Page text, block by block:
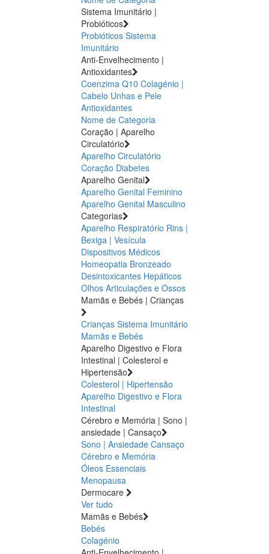
Sistema Imunitário |
Probióticos
Probióticos Sistema
Imunitário
Anti-Envelhecimento |
Antioxidantes
Coenzima Q10 Colagénio |
Cabelo Unhas e Pele
Antioxidantes
Nome de Categoria
Coração | Aparelho
Circulatório
Aparelho Circulatório
Coração Diabetes
Aparelho Genital
Aparelho Genital Feminino
Aparelho Genital Masculino
Categorias
Aparelho Respiratório Rins |
Bexiga | Vesícula
Dispositivos Médicos
Homeopatia Bronzeado
Desintoxicantes Hepáticos
Olhos Articulações e Ossos
Mamãs e Bebés | Crianças
Crianças Sistema Imunitário
Mamãs e Bebés
Aparelho Digestivo e Flora
Intestinal | Colesterol e
Hipertensão
Colesterol | Hipertensão
Aparelho Digestivo e Flora
Intestinal
Cérebro e Memória | Sono |
ansiedade | Cansaço
Sono | Ansiedade Cansaço
Cérebro e Memória
Óleos Essenciais
Menopausa
Dermocare
Ver tudo
Mamãs e Bebés
Bebés
Colagénio